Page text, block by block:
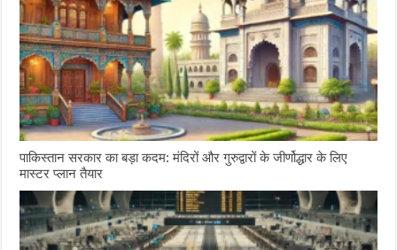
पाकिस्तान सरकार का बड़ा कदम: मंदिरों और गुरुद्वारों के जीर्णोद्धार के लिए
मास्टर प्लान तैयार